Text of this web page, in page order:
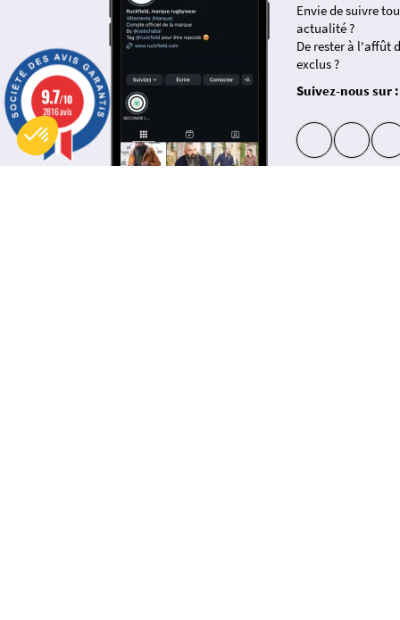
Envie de suivre
actualité ?
De rester à l'affût
exclus ?
Suivez-nous sur :
insta fb
9.7/10
2816 avis
Axeptio consent
Plateforme de Gestion du Consentement : Personnalisez vos Options
Notre plateforme vous permet d'adapter et de gérer vos paramètres de confidentialité, en garantissant